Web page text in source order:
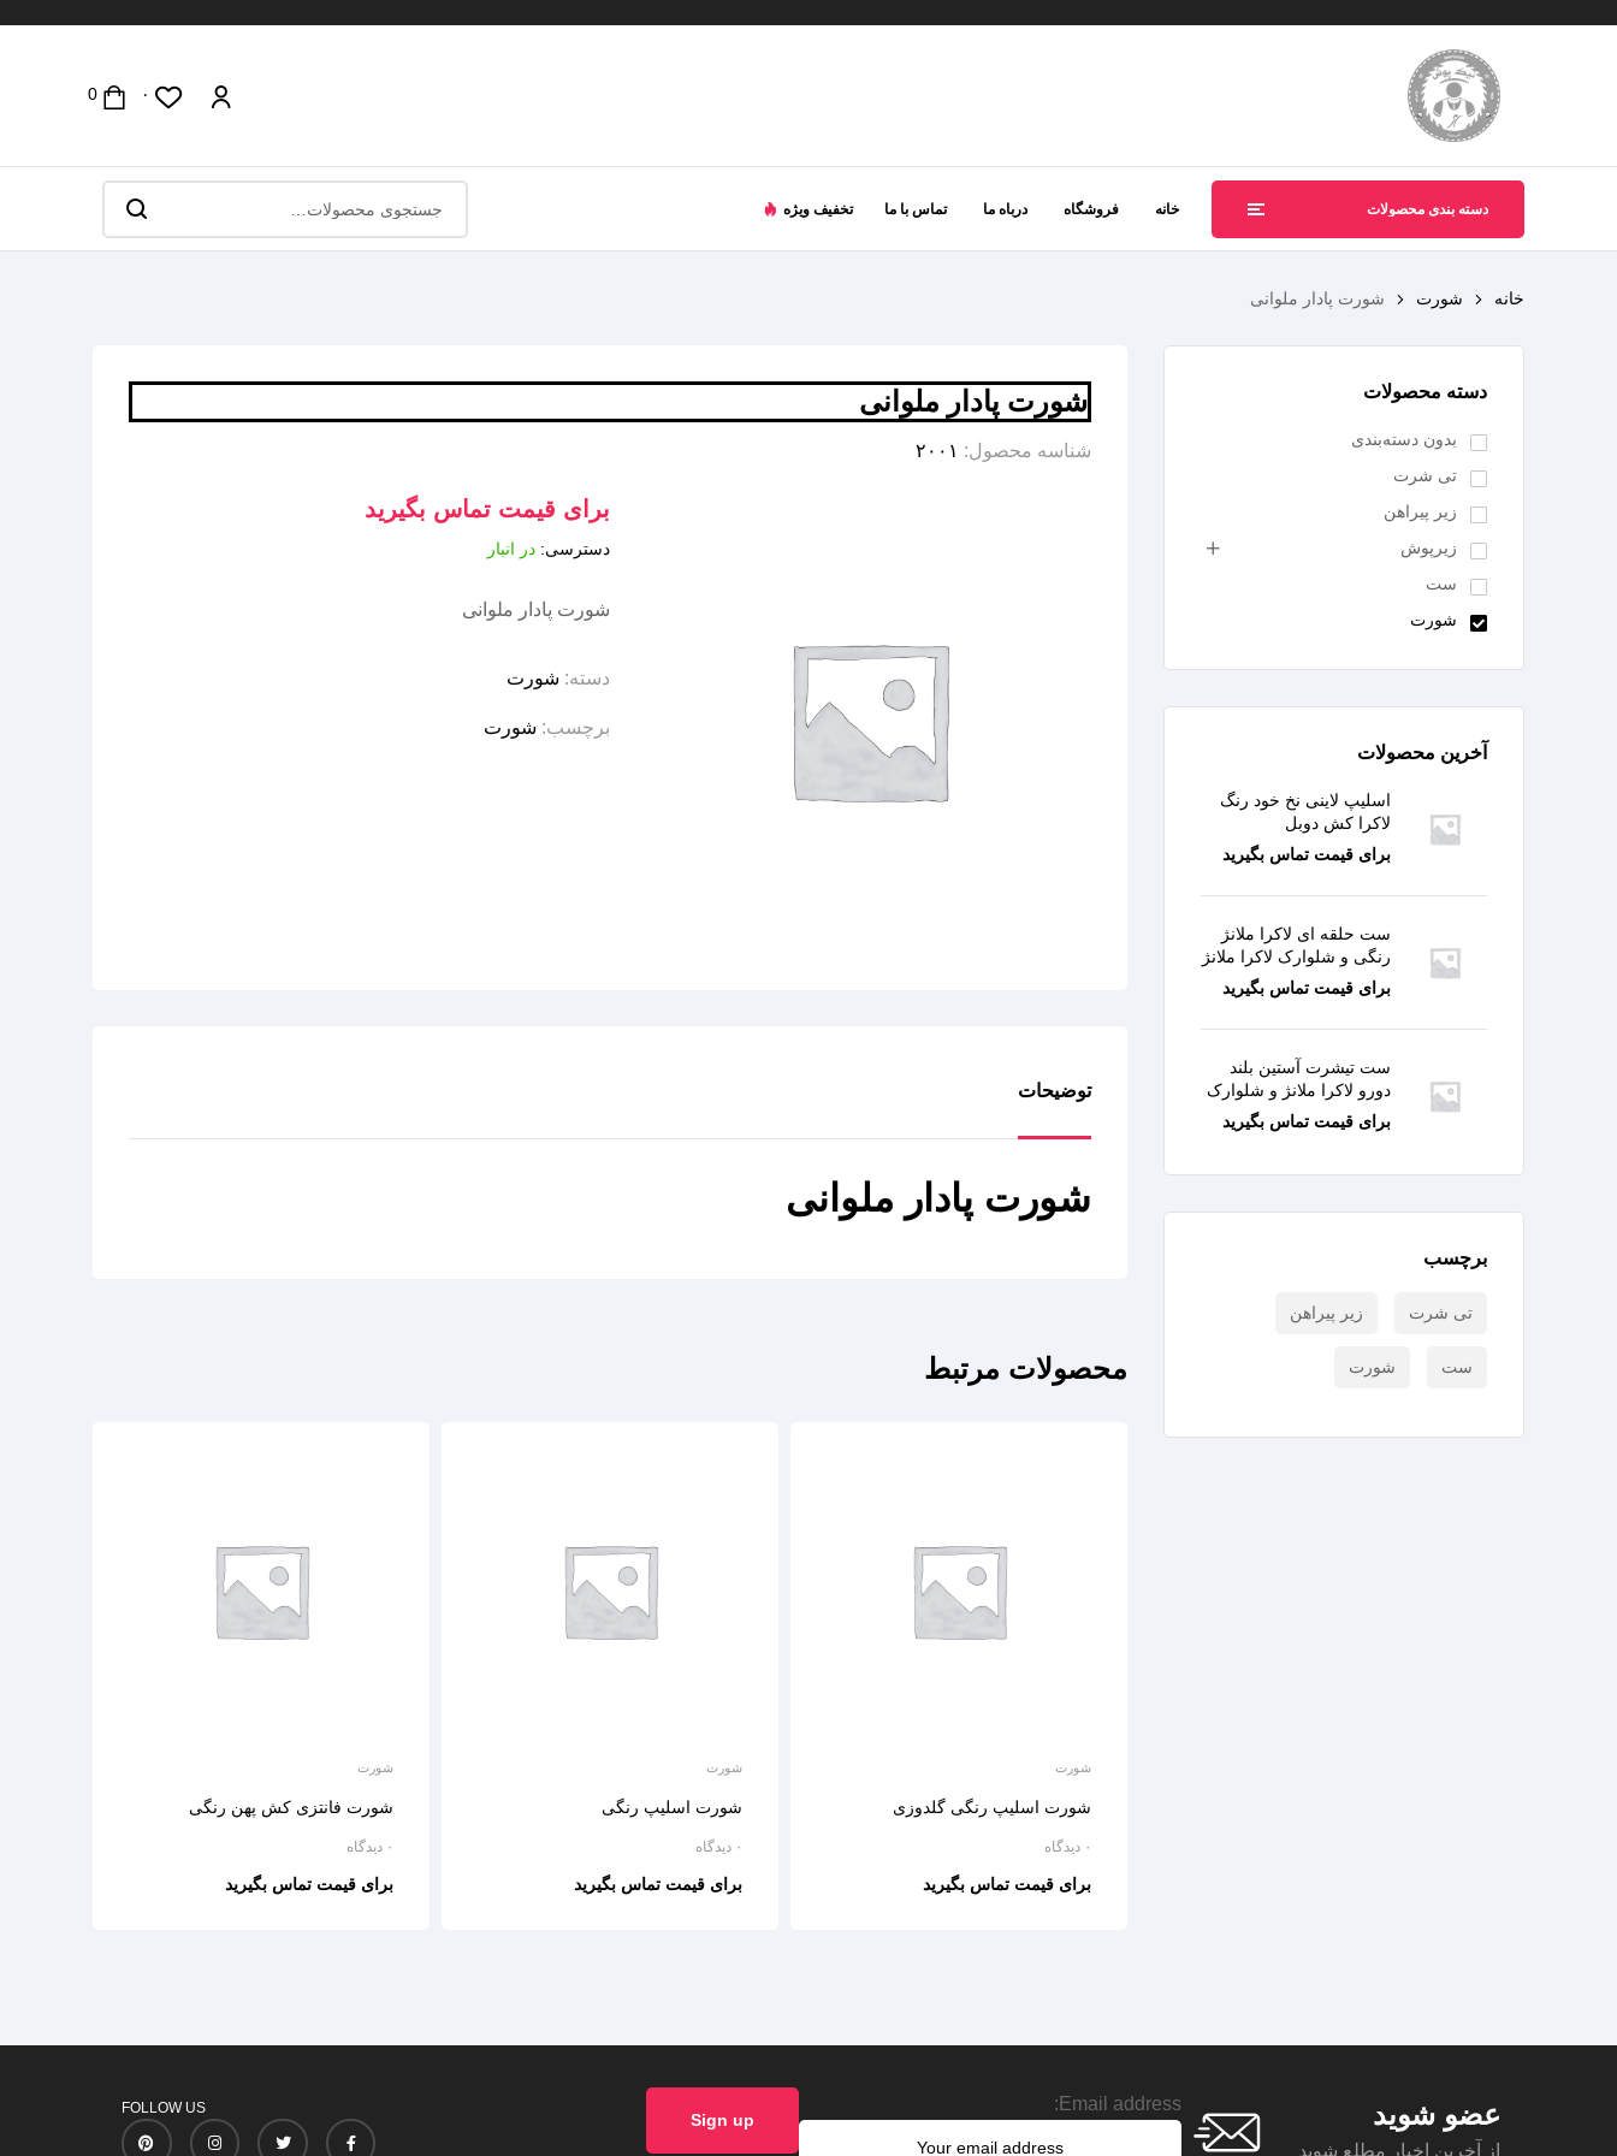
۰
دسته بندی محصولات خانه فروشگاه درباه ما تماس با ما تخفیف ویژه
خانه شورت شورت پادار ملوانی
شورت پادار ملوانی
شناسه محصول: ۲۰۰۱
برای قیمت تماس بگیرید
دسترسی: در انبار
شورت پادار ملوانی
دسته: شورت
برچسب: شورت
توضیحات
شورت پادار ملوانی
محصولات مرتبط
شورت
شورت اسلیپ رنگی گلدوزی
۰ دیدگاه
برای قیمت تماس بگیرید
شورت
شورت اسلیپ رنگی
۰ دیدگاه
برای قیمت تماس بگیرید
شورت
شورت فانتزی کش پهن رنگی
۰ دیدگاه
برای قیمت تماس بگیرید
دسته محصولات
بدون دسته‌بندی
تی شرت
زیر پیراهن
زیرپوش
ست
شورت
آخرین محصولات
اسلیپ لاینی نخ خود رنگ
لاکرا کش دوبل
برای قیمت تماس بگیرید
ست حلقه ای لاکرا ملانژ
رنگی و شلوارک لاکرا ملانژ
برای قیمت تماس بگیرید
ست تیشرت آستین بلند
دورو لاکرا ملانژ و شلوارک
برای قیمت تماس بگیرید
برچسب
تی شرت زیر پیراهن
ست شورت
عضو شوید
از آخرین اخبار مطلع شوید
Email address:
FOLLOW US